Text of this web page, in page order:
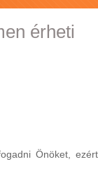
érheti
Önöket, ezért